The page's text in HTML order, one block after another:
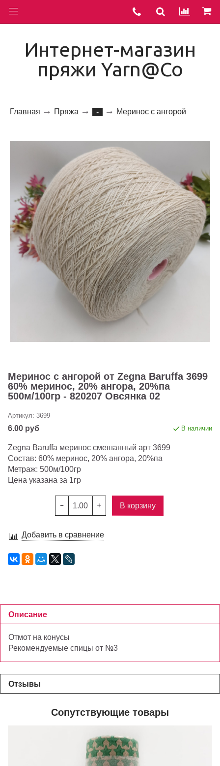
Интернет-магазин
пряжи Yarn@Co
Главная Пряжа - Меринос с ангорой
Меринос с ангорой от Zegna Baruffa 3699
60% меринос, 20% ангора, 20%па
500м/100гр - 820207 Овсянка 02
Артикул: 3699
6.00 руб В наличии
Zegna Baruffa меринос смешанный арт 3699
Состав: 60% меринос, 20% ангора, 20%па
Метраж: 500м/100гр
Цена указана за 1гр
В корзину
Добавить в сравнение
Описание
Отмот на конусы
Рекомендуемые спицы от №3
Отзывы
Сопутствующие товары